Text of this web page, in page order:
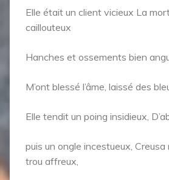
Elle était un client vicieux La
caillouteux
Hanches et ossements bien
M’ont blessé l’âme, laissé des
Elle tendit un poing insidieux,
puis un ongle incestueux, Creusa
trou affreux,